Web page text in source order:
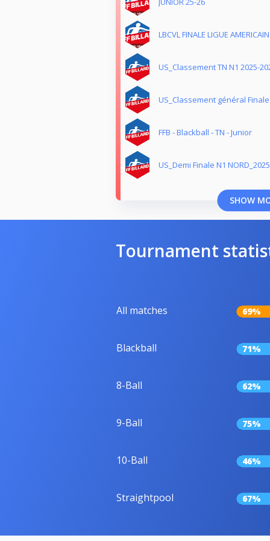
LBCVL FINALE LIGUE
US_Classement TN N1 2025-
US_Classement général
FFB - Blackball - TN - Junior
US_Demi Finale N1
SHOW
Tournament
All matches 69%
Blackball 71%
8-Ball 62%
9-Ball 75%
10-Ball 46%
Straightpool 67%